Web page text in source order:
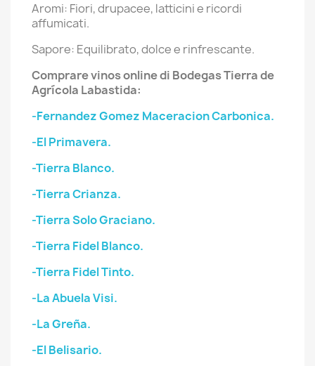
Aromi: Fiori, drupacee, latticini e ricordi
affumicati.
Sapore: Equilibrato, dolce e rinfrescante.
Comprare vinos online di Bodegas Tierra de
Agrícola Labastida:
-Fernandez Gomez Maceracion Carbonica.
-El Primavera.
-Tierra Blanco.
-Tierra Crianza.
-Tierra Solo Graciano.
-Tierra Fidel Blanco.
-Tierra Fidel Tinto.
-La Abuela Visi.
-La Greña.
-El Belisario.